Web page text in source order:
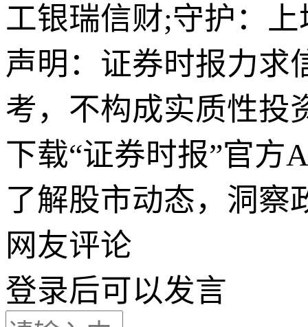
工银瑞信财;守护：
声明：证券时报力求
考，不构成实质性投
下载“证券时报”官方
了解股市动态，洞察
网友评论
登录后可以发言